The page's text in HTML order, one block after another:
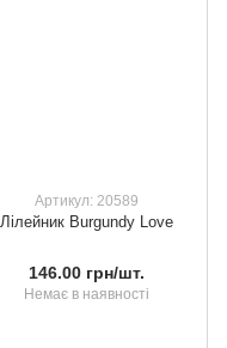
Артикул: 20589
Лілейник Burgundy Love
146.00 грн/шт.
Немає в наявності